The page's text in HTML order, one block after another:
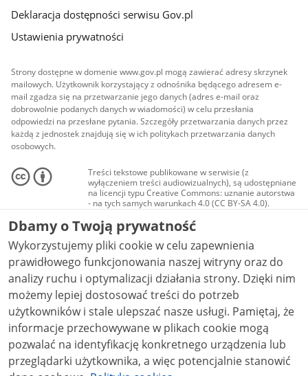
Deklaracja dostępności serwisu Gov.pl
Ustawienia prywatności
Strony dostępne w domenie www.gov.pl mogą zawierać adresy skrzynek
mailowych. Użytkownik korzystający z odnośnika będącego adresem e-
mail zgadza się na przetwarzanie jego danych (adres e-mail oraz
dobrowolnie podanych danych w wiadomości) w celu przesłania
odpowiedzi na przesłane pytania. Szczegóły przetwarzania danych przez
każdą z jednostek znajdują się w ich politykach przetwarzania danych
osobowych.
Treści tekstowe publikowane w serwisie (z
wyłączeniem treści audiowizualnych), są udostępniane
na licencji typu Creative Commons: uznanie autorstwa
- na tych samych warunkach 4.0 (CC BY-SA 4.0).
Materiały audiowizualne, w tym zdjęcia, materiały
audio i wideo, są udostępniane na licencji typu
Creative Commons: uznanie autorstwa użycie
niekomercyjne - bez utworów zależnych 4.0 (CC BY-
NC-ND 4.0), o ile nie jest to stwierdzone inaczej.
Dbamy o Twoją prywatność
Wykorzystujemy pliki cookie w celu zapewnienia
prawidłowego funkcjonowania naszej witryny oraz do
analizy ruchu i optymalizacji działania strony. Dzięki nim
możemy lepiej dostosować treści do potrzeb
użytkowników i stale ulepszać nasze usługi. Pamiętaj, że
informacje przechowywane w plikach cookie mogą
pozwalać na identyfikację konkretnego urządzenia lub
przeglądarki użytkownika, a więc potencjalnie stanowić